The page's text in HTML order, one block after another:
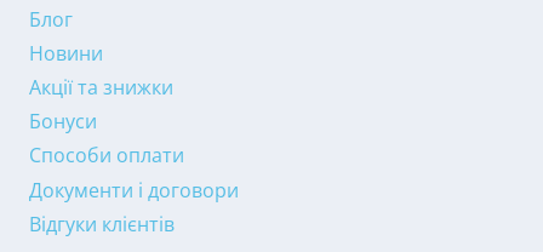
Блог
Новини
Акції та знижки
Бонуси
Способи оплати
Документи і договори
Відгуки клієнтів